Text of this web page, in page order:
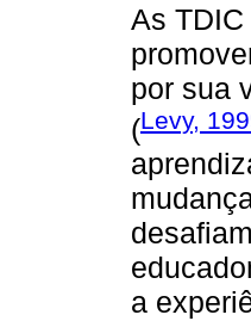
As
por sua
(Levy,
a